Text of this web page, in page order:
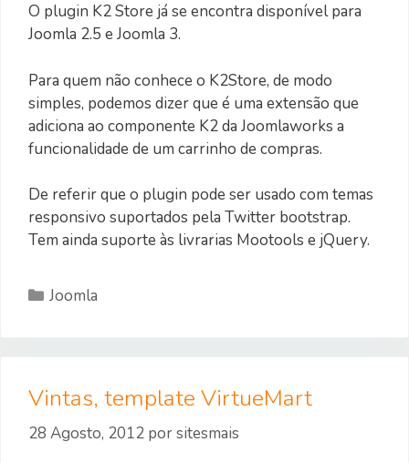
O plugin K2 Store já se encontra disponível para
Joomla 2.5 e Joomla 3.
Para quem não conhece o K2Store, de modo
simples, podemos dizer que é uma extensão que
adiciona ao componente K2 da Joomlaworks a
funcionalidade de um carrinho de compras.
De referir que o plugin pode ser usado com temas
responsivo suportados pela Twitter bootstrap.
Tem ainda suporte às livrarias Mootools e jQuery.
Categorias
Joomla
Vintas, template VirtueMart
28 Agosto, 2012 porsitesmais